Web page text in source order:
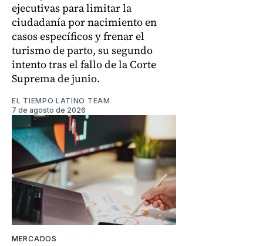
ejecutivas para limitar la
ciudadanía por nacimiento en
casos específicos y frenar el
turismo de parto, su segundo
intento tras el fallo de la Corte
Suprema de junio.
EL TIEMPO LATINO TEAM
7 de agosto de 2026
MERCADOS